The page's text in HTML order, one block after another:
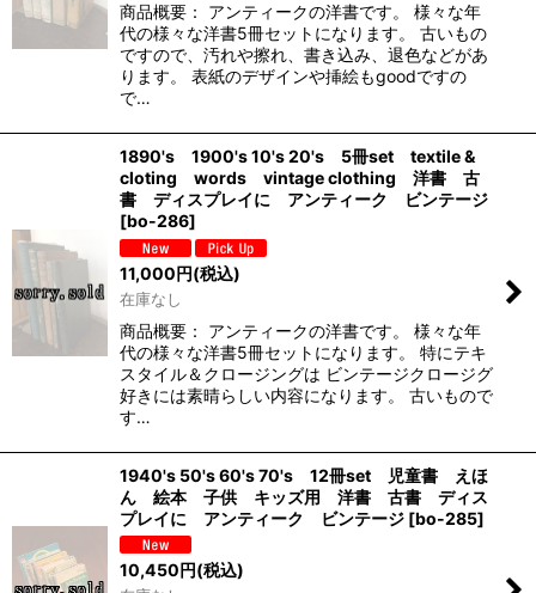
商品概要： アンティークの洋書です。 様々な年
代の様々な洋書5冊セットになります。 古いもの
ですので、汚れや擦れ、書き込み、退色などがあ
ります。 表紙のデザインや挿絵もgoodですの
で…
1890's 1900's 10's 20's 5冊set textile &
cloting words vintage clothing 洋書 古
書 ディスプレイに アンティーク ビンテージ
[bo-286]
11,000円(税込)
在庫なし
商品概要： アンティークの洋書です。 様々な年
代の様々な洋書5冊セットになります。 特にテキ
スタイル＆クロージングは ビンテージクロージグ
好きには素晴らしい内容になります。 古いもので
す…
1940's 50's 60's 70's 12冊set 児童書 えほ
ん 絵本 子供 キッズ用 洋書 古書 ディス
プレイに アンティーク ビンテージ [bo-285]
10,450 円(税込)